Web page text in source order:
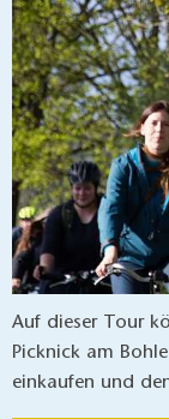
Auf dieser Tour
Picknick am
einkaufen und